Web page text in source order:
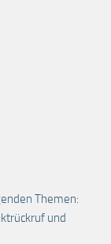
Themen:
und